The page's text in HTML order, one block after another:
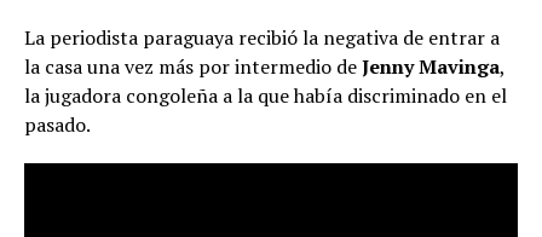
La periodista paraguaya recibió la negativa de entrar a
la casa una vez más por intermedio deJenny Mavinga,
la jugadora congoleña a la que había discriminado en el
pasado.